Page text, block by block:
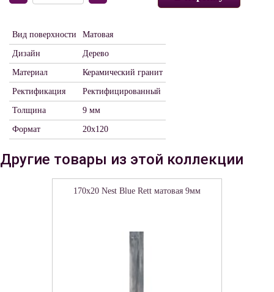
Вид поверхности Матовая
Дизайн Дерево
Материал Керамический гранит
Ректификация Ректифицированный
Толщина 9 мм
Формат 20x120
Другие товары из этой коллекции
170x20 Nest Blue Rett матовая 9мм